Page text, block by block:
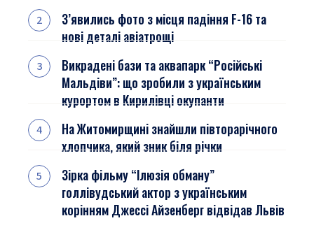
З’явились фото з місця падіння F-16 та
нові деталі авіатрощі
Викрадені бази та аквапарк “Російські
Мальдіви”: що зробили з українським
курортом в Кирилівці окупанти
На Житомирщині знайшли півторарічного
хлопчика, який зник біля річки
Зірка фільму “Ілюзія обману”
голлівудський актор з українським
корінням Джессі Айзенберг відвідав Львів